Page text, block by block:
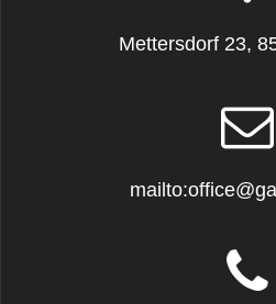
Mettersdorf 23,